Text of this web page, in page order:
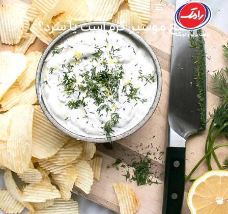
طبع موسیر گرم است یا سرد؟
۱۶ آذر ۱۴۰۱